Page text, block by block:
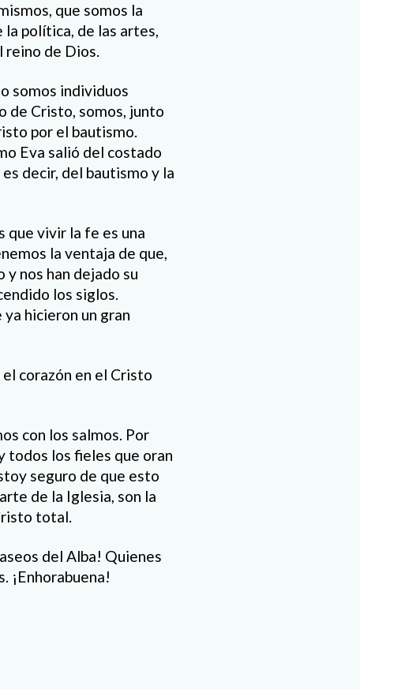
que somos la
la política, de las artes,
reino de Dios.
somos individuos
de Cristo, somos, junto
por el bautismo.
Eva salió del costado
decir, del bautismo y la
que vivir la fe es una
la ventaja de que,
nos han dejado su
los siglos.
hicieron un gran
corazón en el Cristo
con los salmos. Por
todos los fieles que oran
seguro de que esto
de la Iglesia, son la
total.
del Alba! Quienes
¡Enhorabuena!